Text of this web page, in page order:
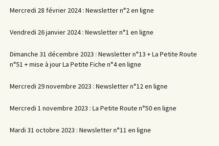
Mercredi 28 février 2024 : Newsletter n°2 en ligne
Vendredi 26 janvier 2024 : Newsletter n°1 en ligne
Dimanche 31 décembre 2023 : Newsletter n°13 + La Petite Route
n°51 + mise à jour La Petite Fiche n°4 en ligne
Mercredi 29 novembre 2023 : Newsletter n°12 en ligne
Mercredi 1 novembre 2023 : La Petite Route n°50 en ligne
Mardi 31 octobre 2023 : Newsletter n°11 en ligne